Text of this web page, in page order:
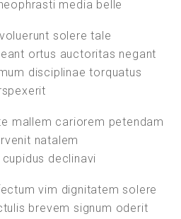
media belle
solere tale
ortus auctoritas negant
disciplinae torquatus
mallem cariorem petendam
natalem
declinavi
vim dignitatem solere
brevem signum oderit
auf Spanisch – Teil 3
auf Spanisch – Teil 2
auf Spanisch – Teil 1
MICH